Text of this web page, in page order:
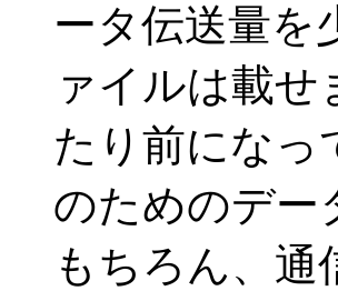
ータ伝送量を
ァイルは載
たり前になっ
のためのデー
もちろん、